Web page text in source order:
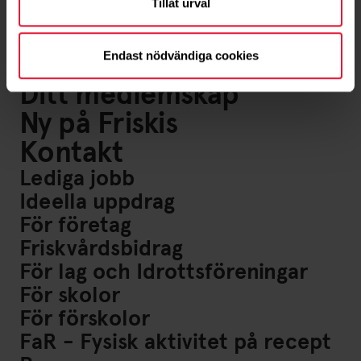
Endast nödvändiga cookies
Om oss
Föreningsliv
Ditt medlemskap
Ny på Friskis
Kontakt
Lediga jobb
Ideella uppdrag
För företag
Friskvårdsbidrag
För lag och Idrottsföreningar
För skolor
För förskolor
FaR - Fysisk aktivitet på recept